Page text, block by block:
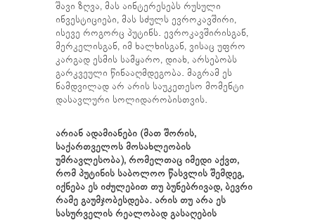
შავი ზღვა, მას აინტერესებს რუსული
ინვესტიციები, მას სძულს ევროკავშირი,
ისევე როგორც პუტინს. ევროკავშირისგან,
მერკელისგან, იმ ხალხისგან, ვისაც უფრო
კარგად ესმის სამყარო, დიახ, არსებობს
გარკვეული წინააღმდეგობა. მაგრამ ეს
ნამდვილად არ არის საუკეთესო მომენტი
დასავლური სოლიდარობისთვის.
არიან ადამიანები (მათ შორის,
საქართველოს მოსახლეობის
უმრავლესობა), რომელთაც იმედი აქვთ,
რომ პუტინის საბოლოო წასვლის შემდეგ,
იქნება ეს იძულებით თუ ბუნებრივად, ბევრი
რამე გაუმჯობესდება. არის თუ არა ეს
სასურველის რეალობად გასაღების